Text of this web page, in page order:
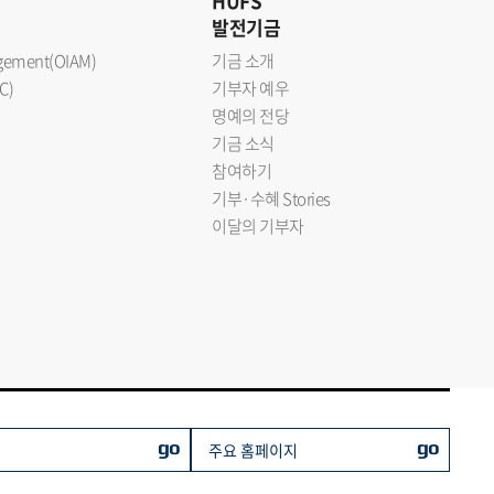
발전기금
기금 소개
기부자 예우
명예의 전당
기금 소식
참여하기
기부·수혜 Stories
이달의 기부자
go 주요 홈페이지 go